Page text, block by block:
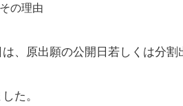
の理由
、原出願の公開日若しくは分割
た。